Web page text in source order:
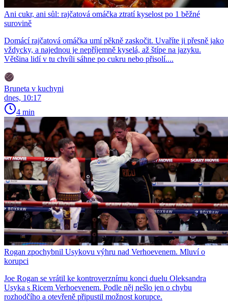
Ani cukr, ani sůl: rajčatová omáčka ztratí kyselost po 1 běžné
surovině
Domácí rajčatová omáčka umí pěkně zaskočit. Uvaříte ji přesně jako
vždycky, a najednou je nepříjemně kyselá, až štípe na jazyku.
Většina lidí v tu chvíli sáhne po cukru nebo přisolí....
Bruneta v kuchyni
dnes, 10:17
4 min
Rogan zpochybnil Usykovu výhru nad Verhoevenem. Mluví o
korupci
Joe Rogan se vrátil ke kontroverznímu konci duelu Oleksandra
Usyka s Ricem Verhoevenem. Podle něj nešlo jen o chybu
rozhodčího a otevřeně připustil možnost korupce.